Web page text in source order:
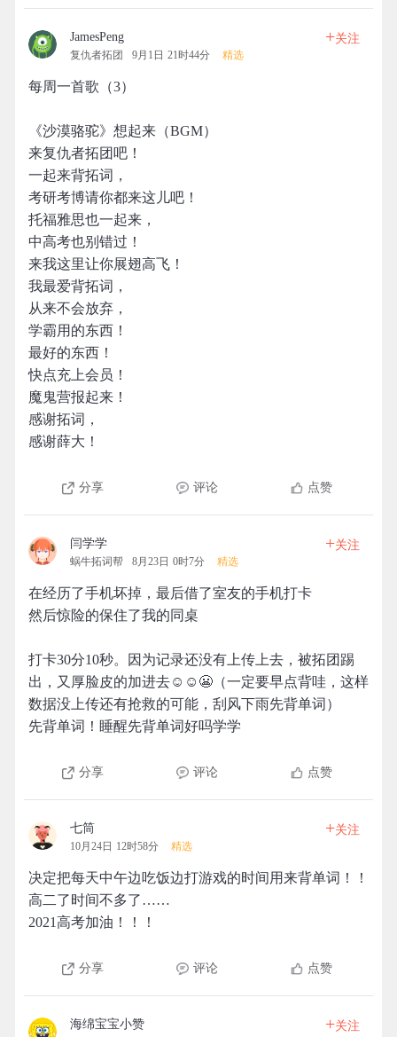
JamesPeng
复仇者拓团 9月1日 21时44分 精选
+关注
每周一首歌（3）
《沙漠骆驼》想起来（BGM）
来复仇者拓团吧！
一起来背拓词，
考研考博请你都来这儿吧！
托福雅思也一起来，
中高考也别错过！
来我这里让你展翅高飞！
我最爱背拓词，
从来不会放弃，
学霸用的东西！
最好的东西！
快点充上会员！
魔鬼营报起来！
感谢拓词，
感谢薛大！
分享 评论 点赞
闫学学
蜗牛拓词帮 8月23日 0时7分 精选
+关注
在经历了手机坏掉，最后借了室友的手机打卡
然后惊险的保住了我的同桌
打卡30分10秒。因为记录还没有上传上去，被拓团踢
出，又厚脸皮的加进去☺️☺️😬（一定要早点背哇，这样
数据没上传还有抢救的可能，刮风下雨先背单词）
先背单词！睡醒先背单词好吗学学
分享 评论 点赞
七筒
10月24日 12时58分 精选
+关注
决定把每天中午边吃饭边打游戏的时间用来背单词！！
高二了时间不多了……
2021高考加油！！！
分享 评论 点赞
海绵宝宝小赞 +关注